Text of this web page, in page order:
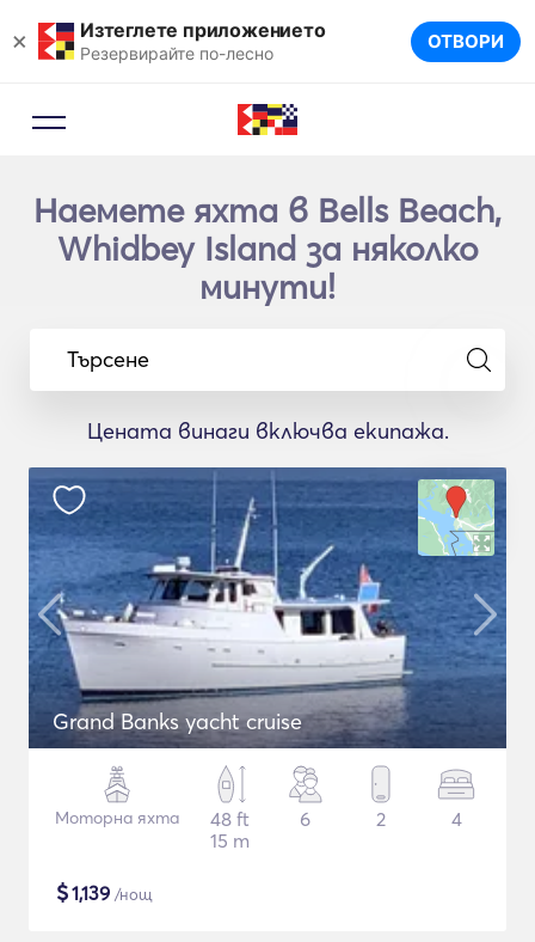
× Изтеглете приложението
Резервирайте по-лесно ОТВОРИ
Наемете яхта в Bells Beach,
Whidbey Island за няколко
минути!
Търсене
Цената винаги включва екипажа.
Grand Banks yacht cruise
Моторна яхта
48 ft
15 m
6 2 4
$1,139 /нощ